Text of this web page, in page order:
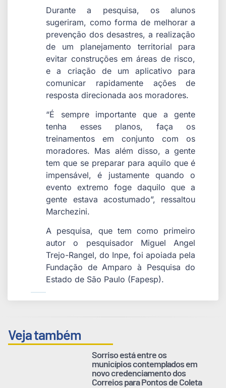
Durante a pesquisa, os alunos
sugeriram, como forma de melhorar a
prevenção dos desastres, a realização
de um planejamento territorial para
evitar construções em áreas de risco,
e a criação de um aplicativo para
comunicar rapidamente ações de
resposta direcionada aos moradores.
“É sempre importante que a gente
tenha esses planos, faça os
treinamentos em conjunto com os
moradores. Mas além disso, a gente
tem que se preparar para aquilo que é
impensável, é justamente quando o
evento extremo foge daquilo que a
gente estava acostumado”, ressaltou
Marchezini.
A pesquisa, que tem como primeiro
autor o pesquisador Miguel Angel
Trejo-Rangel, do Inpe, foi apoiada pela
Fundação de Amparo à Pesquisa do
Estado de São Paulo (Fapesp).
Veja também
Sorriso está entre os
municípios contemplados em
novo credenciamento dos
Correios para Pontos de Coleta